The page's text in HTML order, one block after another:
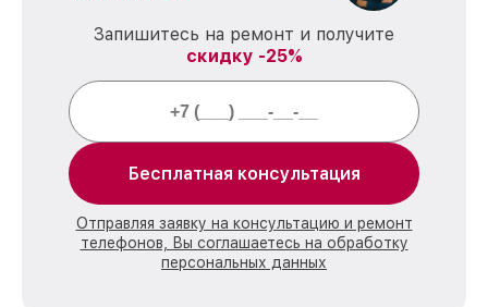
Запишитесь на ремонт и получите
скидку -25%
Бесплатная консультация
Отправляя заявку на консультацию и ремонт
телефонов, Вы соглашаетесь на обработку
персональных данных